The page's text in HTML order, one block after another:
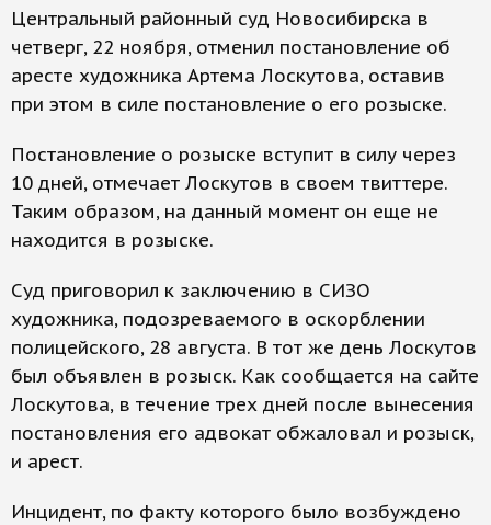
Центральный районный суд Новосибирска в
четверг, 22 ноября, отменил постановление об
аресте художника Артема Лоскутова, оставив
при этом в силе постановление о его розыске.
Постановление о розыске вступит в силу через
10 дней, отмечает Лоскутов в своем твиттере.
Таким образом, на данный момент он еще не
находится в розыске.
Суд приговорил к заключению в СИЗО
художника, подозреваемого в оскорблении
полицейского, 28 августа. В тот же день Лоскутов
был объявлен в розыск. Как сообщается на сайте
Лоскутова, в течение трех дней после вынесения
постановления его адвокат обжаловал и розыск,
и арест.
Инцидент, по факту которого было возбуждено